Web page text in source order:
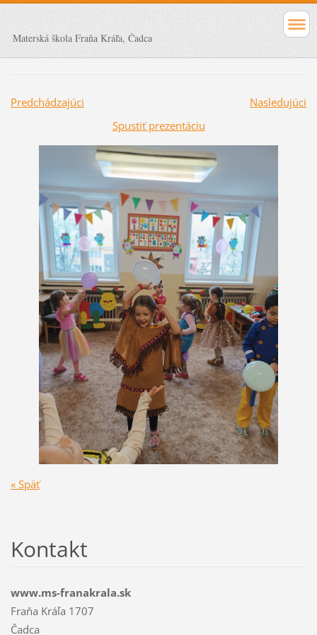
Materská škola Fraňa Kráľa, Čadca
Predchádzajúci
Nasledujúci
Spustiť prezentáciu
« Späť
Kontakt
www.ms-franakrala.sk
Fraňa Kráľa 1707
Čadca